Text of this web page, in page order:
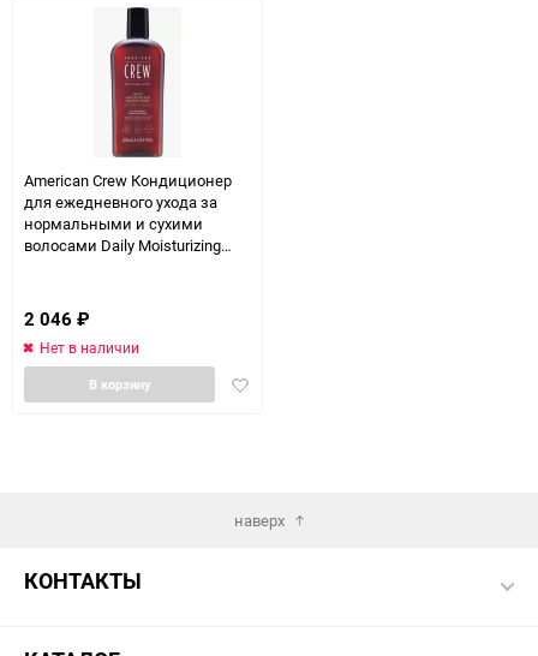
American Crew Кондиционер
для ежедневного ухода за
нормальными и сухими
волосами Daily Moisturizing
2 046 ₽
Нет в наличии
Добавить
В корзину
наверх
КОНТАКТЫ